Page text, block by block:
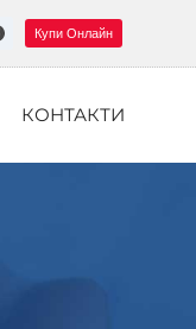
Купи Онлайн
КОНТАКТИ